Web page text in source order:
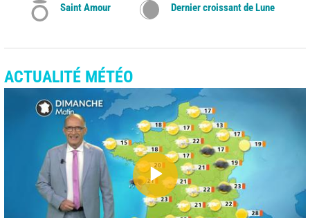
Saint Amour
Dernier croissant de Lune
ACTUALITÉ MÉTÉO